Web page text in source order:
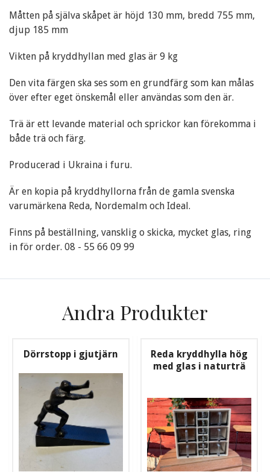
Måtten på själva skåpet är höjd 130 mm, bredd 755 mm,
djup 185 mm
Vikten på kryddhyllan med glas är 9 kg
Den vita färgen ska ses som en grundfärg som kan målas
över efter eget önskemål eller användas som den är.
Trä är ett levande material och sprickor kan förekomma i
både trä och färg.
Producerad i Ukraina i furu.
Är en kopia på kryddhyllorna från de gamla svenska
varumärkena Reda, Nordemalm och Ideal.
Finns på beställning, vansklig o skicka, mycket glas, ring
in för order. 08 - 55 66 09 99
Andra Produkter
Dörrstopp i gjutjärn
Reda kryddhylla hög
med glas i naturträ